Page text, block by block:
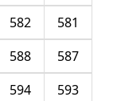
581
582
587
588
593
594